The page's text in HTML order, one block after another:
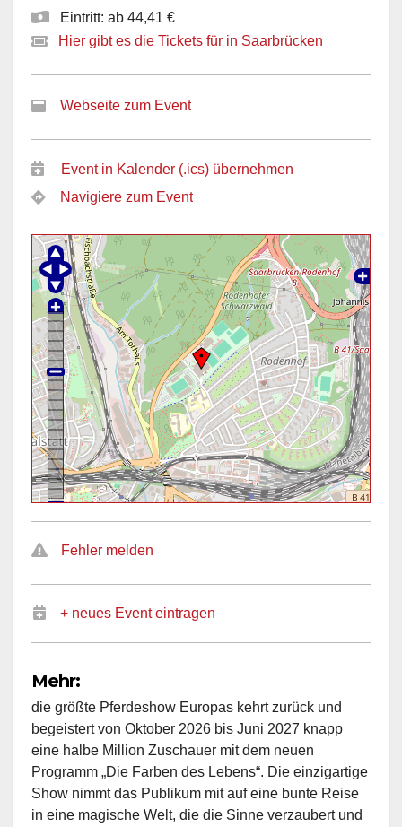
Eintritt: ab 44,41 €
Hier gibt es die Tickets für in Saarbrücken
Webseite zum Event
Event in Kalender (.ics) übernehmen
Navigiere zum Event
Fehler melden
+ neues Event eintragen
Mehr:
die größte Pferdeshow Europas kehrt zurück und
begeistert von Oktober 2026 bis Juni 2027 knapp
eine halbe Million Zuschauer mit dem neuen
Programm „Die Farben des Lebens“. Die einzigartige
Show nimmt das Publikum mit auf eine bunte Reise
in eine magische Welt, die die Sinne verzaubert und